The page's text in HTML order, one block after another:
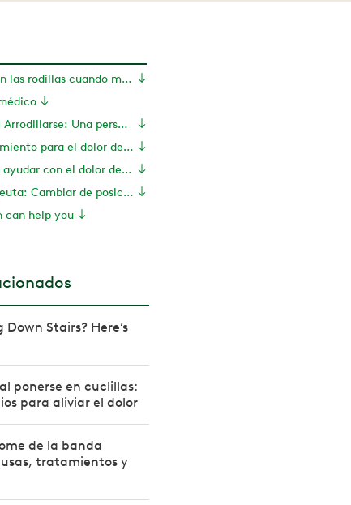
¿Por qué me duelen las rodillas cuando me arrodillo?
Dolor de Rodilla al Arrodillarse: Una perspectiva Hinge Health
Opciones de tratamiento para el dolor de rodilla al arrodillarse
Ejercicios para ayudar con el dolor de rodilla al arrodillarse
Consejo fisioterapeuta: Cambiar de posición
can help you
Down Stairs? Here’s
ponerse en cuclillas:
para aliviar el dolor
de la banda
tratamientos y